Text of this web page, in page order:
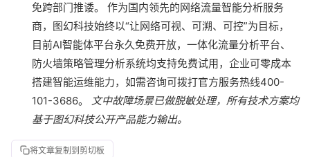
免跨部门推诿。 作为国内领先的网络流量智能分析服务
商，图幻科技始终以“让网络可视、可溯、可控”为目标，
目前AI智能体平台永久免费开放，一体化流量分析平台、
防火墙策略管理分析系统均支持免费试用，企业可零成本
搭建智能运维能力，如需咨询可拨打官方服务热线400-
101-3686。 文中故障场景已做脱敏处理，所有技术方案均
基于图幻科技公开产品能力输出。
将文章复制到剪切板